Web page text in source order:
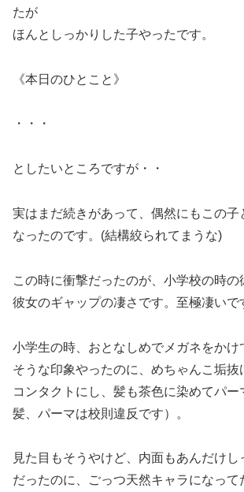
たが
ほんとしっかりした子やったです。
《本日のひとこと》
・・・
としたいところですが・・
実はまだ続きがあって、偶然にもこの子
なったのです。(結構絞られてまうな)
この時に衝撃だったのが、小学校の時
彼女のギャップの凄さです。至極凄いで
小学生の時、おとなしめでメガネをかけ
そうな印象やったのに、めちゃんこ垢抜
コンタクトにし、髪も茶色に染めてパ
髪、パーマは校則違反です）。
見た目もそうやけど、内面もあんだけし
だったのに、ごっつ天然キャラになって